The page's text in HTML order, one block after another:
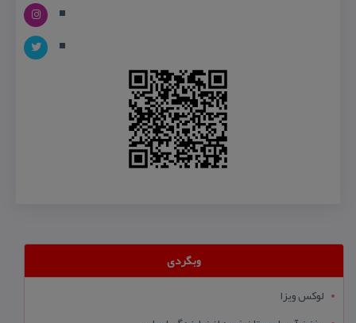
وبگردی
لوکس ویزا